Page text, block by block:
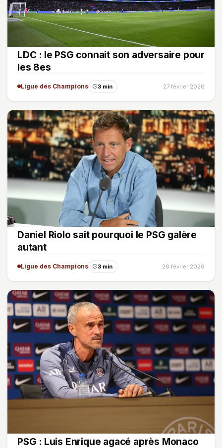
LDC : le PSG connait son adversaire pour
les 8es
Ligue des Champions 3 min 27 février 2026
Daniel Riolo sait pourquoi le PSG galère
autant
Ligue des Champions 3 min 26 février 2026
PSG : Luis Enrique agacé après Monaco